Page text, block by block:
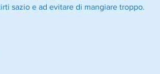
sazio e ad evitare di mangiare troppo.